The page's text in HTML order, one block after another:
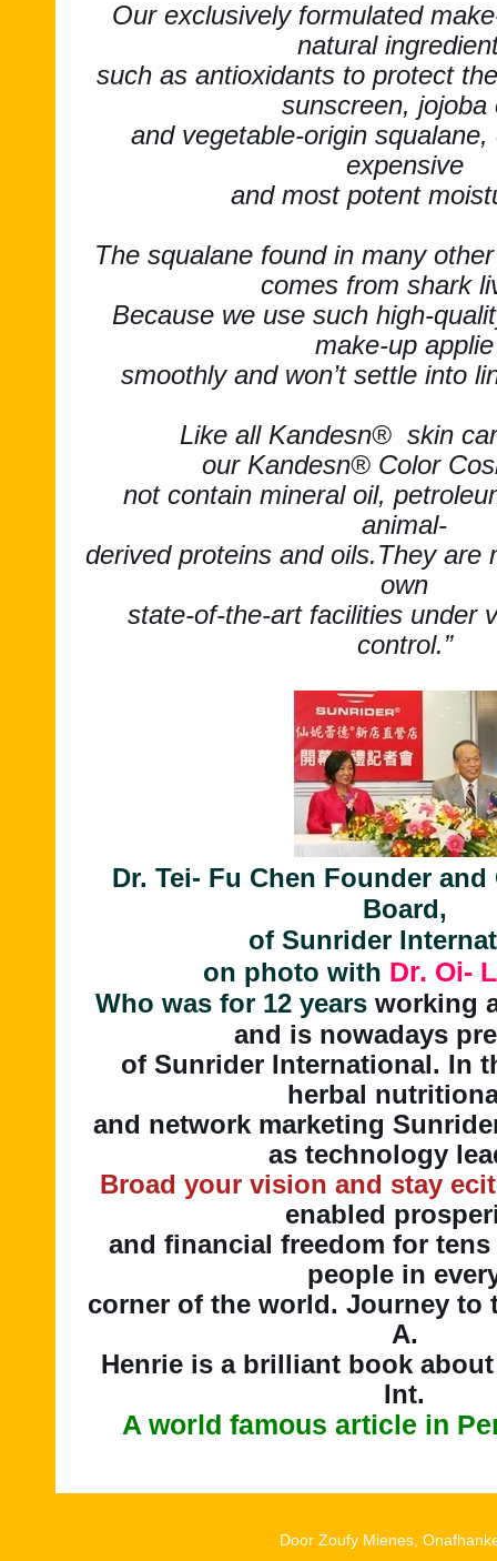
Our exclusively formulated
natural
such as antioxidants to protect
sunscreen, jojoba
and vegetable-origin
expensive
and most potent
The squalane found in many
comes from shark
Because we use such high-
make-up applie
smoothly and won’t settle into
Like all Kandesn® skin
our Kandesn® Color
not contain mineral oil,
animal-
derived proteins and oils.They are
own
state-of-the-art facilities under
control.”
Dr. Tei- Fu Chen Founder
Board,
of Sunrider
on photo with Dr. Oi-
Who was for 12 yearsworking
and is nowadays
of Sunrider International. In
herbal
and network marketing
as technology
Broad your vision and stay
enabled
and financial freedom for
people in
corner of the world. Journey to
A.
Henrie is a brilliant book
Int.
A world famous article in
Door Zoufy Mienes,